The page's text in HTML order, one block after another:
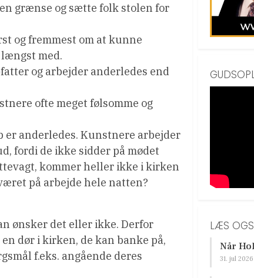
grænse og sætte folk stolen for
og fremmest om at kunne
med.
og arbejder anderledes end
ofte meget følsomme og
anderledes. Kunstnere arbejder
fordi de ikke sidder på mødet
kommer heller ikke i kirken
på arbejde hele natten?
ønsker det eller ikke. Derfor
dør i kirken, de kan banke på,
f.eks. angående deres
LÆS
Når
31. jul 2026